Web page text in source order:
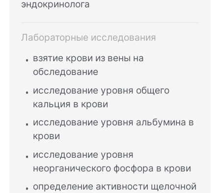
эндокринолога
Лабораторные исследования
взятие крови из вены на
обследование
исследование уровня общего
кальция в крови
исследование уровня альбумина в
крови
исследование уровня
неорганического фосфора в крови
определение активности щелочной